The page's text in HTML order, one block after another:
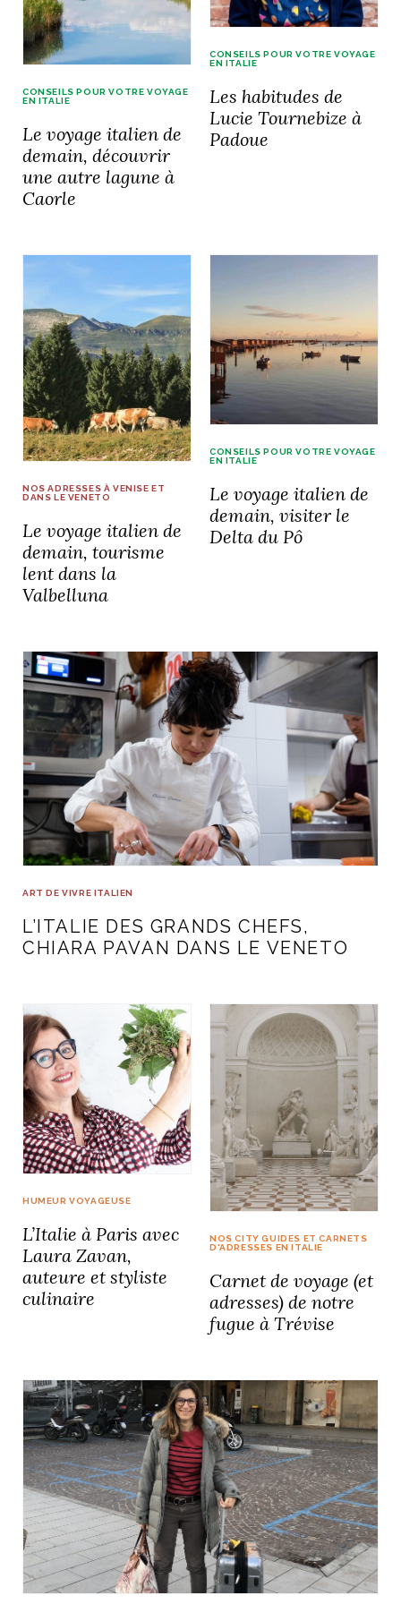
ITALIEN
joie de vivre
SUBLIME ! LE DÉCOR ITALIEN
NOS ARTICLES ART ET DESIGN
Burano, la palette
de tous les
superlatifs
du
ART DE VIVRE ITALIEN
Notre palette
Virtuosa Venezia
ART ET DESIGN
AND I
journal
bord
WEBSERIE
Dolce Follia
CONSEILS POUR VOTRE VOYAGE
EN ITALIE
Le voyage italien de
demain, découvrir
une autre lagune à
Caorle
CONSEILS POUR VOTRE VOYAGE
EN ITALIE
Les habitudes de
Lucie Tournebize à
Padoue
NOS ADRESSES À VENISE ET
DANS LE VENETO
Le voyage italien de
demain, tourisme
lent dans la
Valbelluna
CONSEILS POUR VOTRE VOYAGE
EN ITALIE
Le voyage italien de
demain, visiter le
Delta du Pô
ART DE VIVRE ITALIEN
L’ITALIE DES GRANDS CHEFS,
CHIARA PAVAN DANS LE VENETO
HUMEUR VOYAGEUSE
L’Italie à Paris avec
Laura Zavan,
auteure et styliste
culinaire
NOS CITY GUIDES ET CARNETS
D'ADRESSES EN ITALIE
Carnet de voyage (et
adresses) de notre
fugue à Trévise